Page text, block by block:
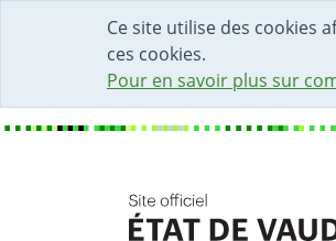
Ce site utilise des cookies
ces cookies.
Pour en savoir plus sur
DÉBUT DU CONTENU DE
ACCÈS AU CHAMP DE
PAGE D'ACCUEIL
FORMULAIRE DE